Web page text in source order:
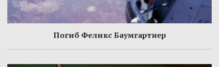
Погиб Феликс Баумгартнер